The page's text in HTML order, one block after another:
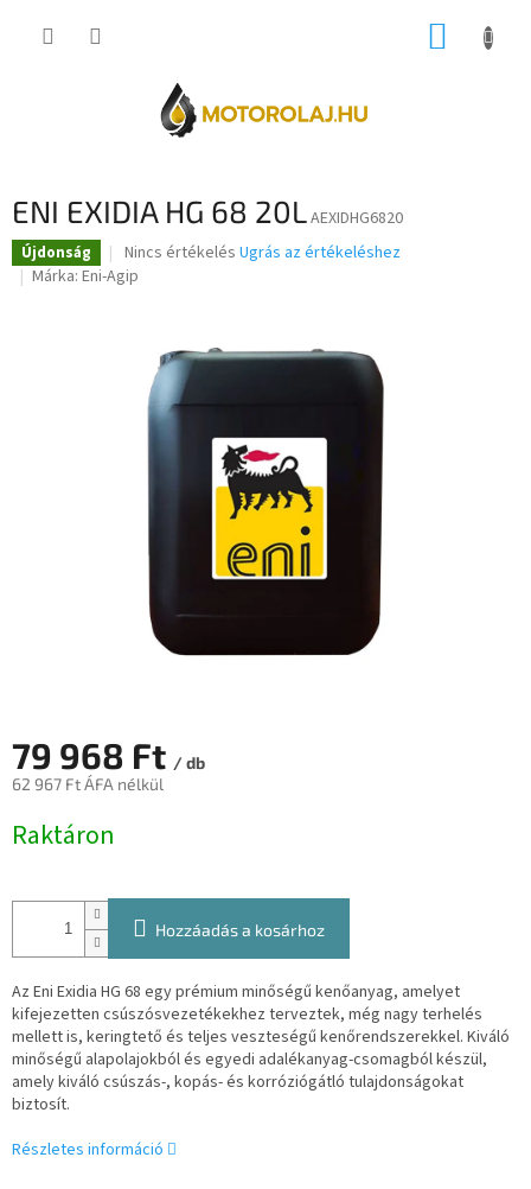
KOSÁR
ENI EXIDIA HG 68 20LAEXIDHG6820
Újdonság
A
termék
csillag.
Nincs értékelés Ugrás az értékeléshez
Márka: Eni-Agip
79 968 Ft / db
62 967 Ft ÁFA nélkül
Raktáron
Hozzáadás a kosárhoz
Az Eni Exidia HG 68 egy prémium minőségű kenőanyag, amelyet
kifejezetten csúszósvezetékekhez terveztek, még nagy terhelés
mellett is, keringtető és teljes veszteségű kenőrendszerekkel. Kiváló
minőségű alapolajokból és egyedi adalékanyag-csomagból készül,
amely kiváló csúszás-, kopás- és korróziógátló tulajdonságokat
biztosít.
Részletes információ